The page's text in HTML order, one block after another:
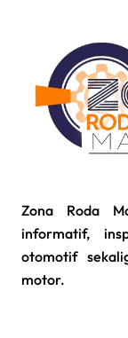
Zona Roda
informatif,
otomotif
motor.